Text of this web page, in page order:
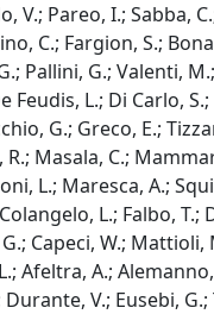
Pareo, I.; Sabba,
C.; Fargion, S.;
Pallini, G.; Valenti,
L.; Di Carlo,
G.; Greco, E.;
Masala, C.;
L.; Maresca, A.;
L.; Falbo, T.;
Capeci, W.;
Afeltra, A.;
V.; Eusebi,